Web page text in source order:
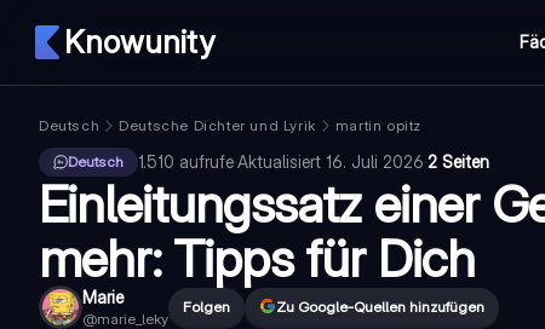
Knowunity
Deutsch Deutsche Dichter und Lyrik
martin opitz
Deutsch
1.510 aufrufe·Aktualisiert 16. Juli 2026·2 Seiten
Einleitungssatz einer
mehr: Tipps für Dich
Marie
@marie_leky
Folgen Zu Google-Quellen hinzufügen